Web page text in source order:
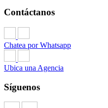
Contáctanos
Chatea por Whatsapp
Ubica una Agencia
Síguenos